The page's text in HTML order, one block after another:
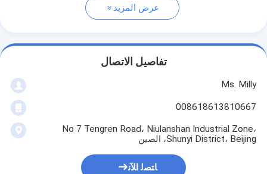
عرض المزيد
تفاصيل الاتصال
Ms. Milly
008618613810667
No 7 Tengren Road، Niulanshan Industrial Zone،
Shunyi District، Beijing، الصين
ﺎﺘﺼﻟ ﺍﻶﻧ